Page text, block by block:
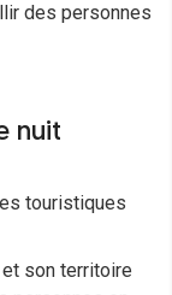
des personnes
nuit
touristiques
son territoire